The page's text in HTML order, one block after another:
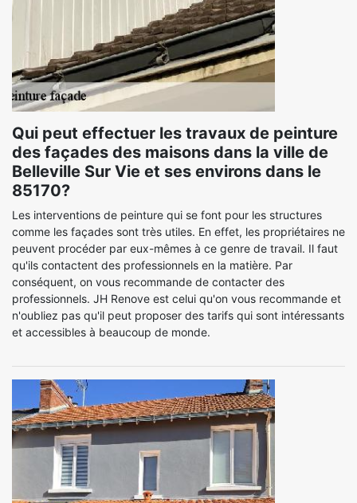
Qui peut effectuer les travaux de peinture
des façades des maisons dans la ville de
Belleville Sur Vie et ses environs dans le
85170?
Les interventions de peinture qui se font pour les structures
comme les façades sont très utiles. En effet, les propriétaires ne
peuvent procéder par eux-mêmes à ce genre de travail. Il faut
qu'ils contactent des professionnels en la matière. Par
conséquent, on vous recommande de contacter des
professionnels. JH Renove est celui qu'on vous recommande et
n'oubliez pas qu'il peut proposer des tarifs qui sont intéressants
et accessibles à beaucoup de monde.